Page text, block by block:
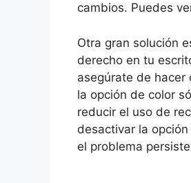
cambios. Puedes
Otra gran solución
derecho en tu
asegúrate de hacer
la opción de color
reducir el uso de
desactivar la
el problema